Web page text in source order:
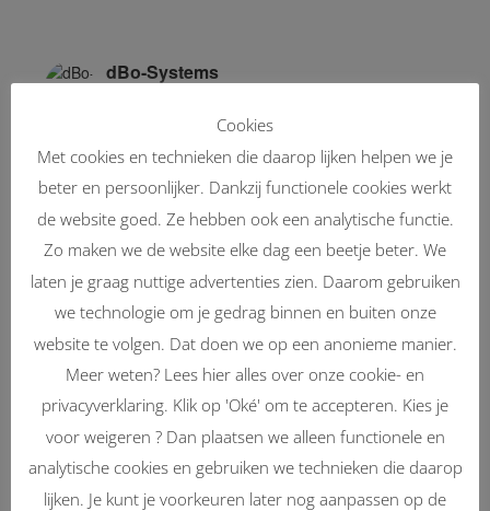
dBo-Systems
Gebaseerd op 90 beoordelingen
powered byGoog le
beoordeel ons op
Johan Kuiken
2 months ago
Een goede zaak om daar je computer te
kopen.
Je wordt er vriendelijke geholpen en geven
duidelijke uitleg.
Wat voor jou het beste is.
Ik zelf ben er erg tevreden mee.
Mijn
Cookies
Met cookies en technieken die daarop lijken helpen we je
beter en persoonlijker. Dankzij functionele cookies werkt
de website goed. Ze hebben ook een analytische functie.
Zo maken we de website elke dag een beetje beter. We
laten je graag nuttige advertenties zien. Daarom gebruiken
we technologie om je gedrag binnen en buiten onze
website te volgen. Dat doen we op een anonieme manier.
Meer weten? Lees hier alles over onze cookie- en
privacyverklaring. Klik op 'Oké' om te accepteren. Kies je
voor weigeren ? Dan plaatsen we alleen functionele en
analytische cookies en gebruiken we technieken die daarop
lijken. Je kunt je voorkeuren later nog aanpassen op de